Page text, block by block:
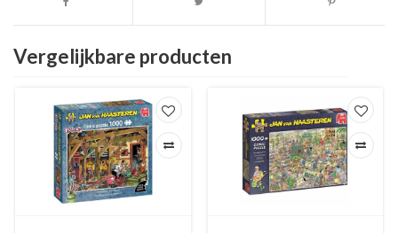
Vergelijkbare producten